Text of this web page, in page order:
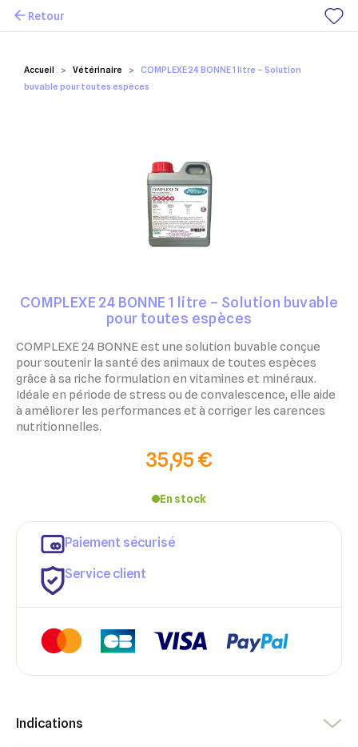
Mes favoris
Accueil Vétérinaire
COMPLEXE 24 BONNE 1 litre – Solution
buvable pour toutes espèces
Retour
COMPLEXE 24 BONNE 1 litre – Solution buvable
pour toutes espèces
COMPLEXE 24 BONNE est une solution buvable conçue
pour soutenir la santé des animaux de toutes espèces
grâce à sa riche formulation en vitamines et minéraux.
Idéale en période de stress ou de convalescence, elle aide
à améliorer les performances et à corriger les carences
nutritionnelles.
35,95 €
En stock
Paiement sécurisé
Service client
Indications
Ajouter à ma liste d'envies
Créer une nouvelle liste
Créer une liste d'envies
Nom de la liste d'envies
Annuler Créer une liste d'envies
Connexion
Vous devez être connecté pour ajouter des produits à votre
Annuler Connexion